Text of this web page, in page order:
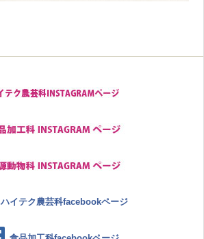
ハイテク農芸科facebookページ